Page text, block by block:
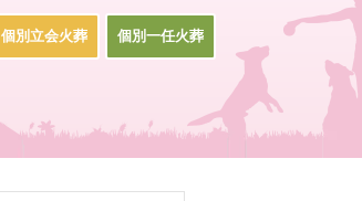
個別立会火葬 個別一任火葬